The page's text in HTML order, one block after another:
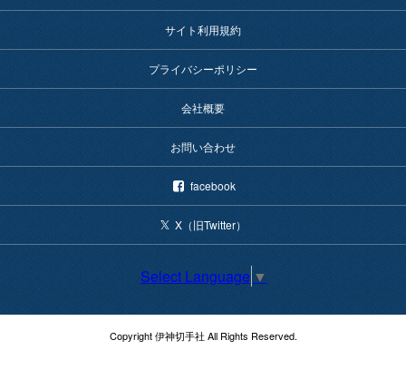
サイト利用規約
プライバシーポリシー
会社概要
お問い合わせ
facebook
X（旧Twitter）
Select Language ▼
Copyright 伊神切手社 All Rights Reserved.